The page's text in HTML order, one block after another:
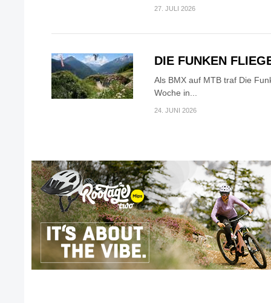
27. JULI 2026
DIE FUNKEN
Als BMX auf MTB traf Die
Woche in...
24. JUNI 2026